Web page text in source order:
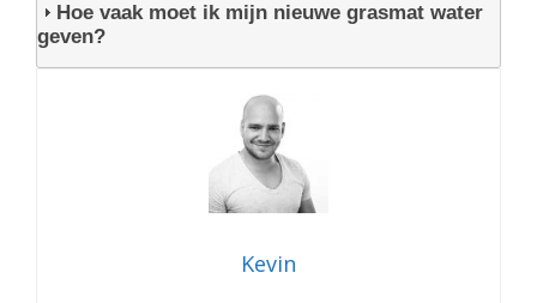
Hoe vaak moet ik mijn nieuwe grasmat water
geven?
Kevin